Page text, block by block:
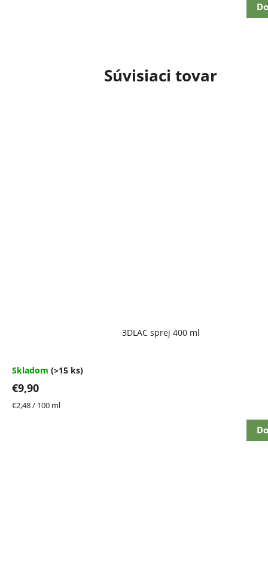
Súvisiaci tovar
3DLAC sprej 400 ml
4,7
5
hviezdičiek.
Skladom (>15 ks)
€9,90
Jednotková
€2,48 / 100 ml